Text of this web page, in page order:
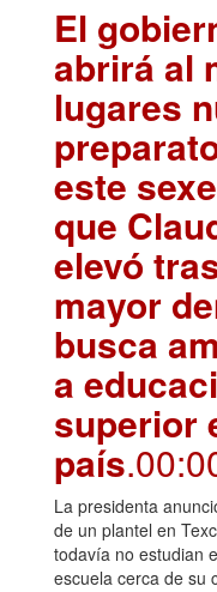
El
abrirá al
lugares
este
que
elevó
mayor
busca
a
superior
país
La presidenta
de un plantel en
todavía no estudian
escuela cerca de su